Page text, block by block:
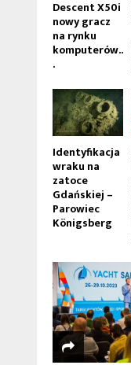
Descent X50i
nowy gracz
na rynku
komputerów..
.
Identyfikacja
wraku na
zatoce
Gdańskiej –
Parowiec
Königsberg